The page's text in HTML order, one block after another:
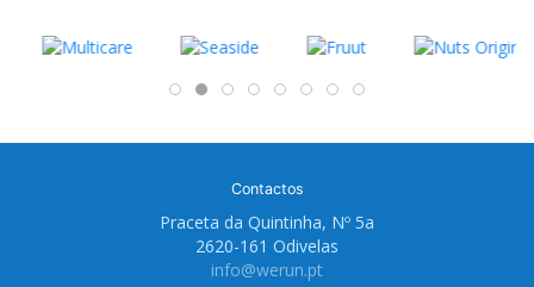
Contactos
Praceta da Quintinha, Nº 5a
2620-161 Odivelas
info@werun.pt